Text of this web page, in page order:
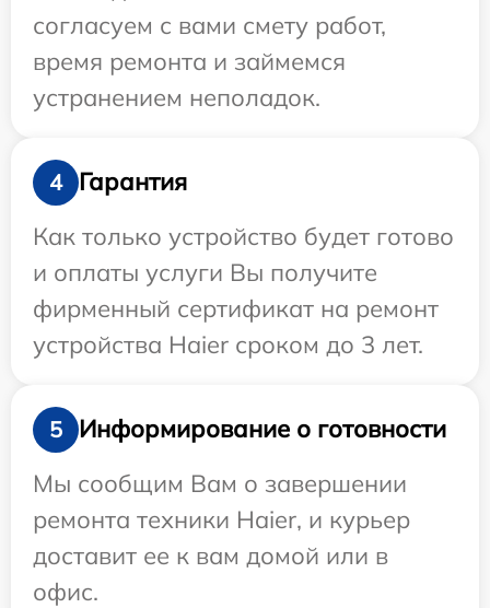
согласуем с вами смету работ,
время ремонта и займемся
устранением неполадок.
4
Гарантия
Как только устройство будет готово
и оплаты услуги Вы получите
фирменный сертификат на ремонт
устройства Haier сроком до 3 лет.
5
Информирование о готовности
Мы сообщим Вам о завершении
ремонта техники Haier, и курьер
доставит ее к вам домой или в
офис.